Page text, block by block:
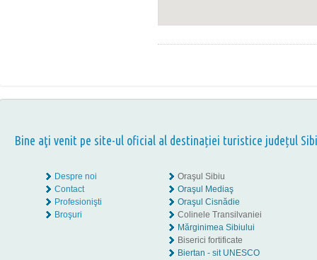
Bine aţi venit pe site-ul oficial al destinației turistice județul
Despre noi
Contact
Profesionişti
Broşuri
Oraşul Sibiu
Oraşul Mediaş
Oraşul Cisnădie
Colinele Transilvaniei
Mărginimea Sibiului
Biserici fortificate
Biertan - sit UNESCO